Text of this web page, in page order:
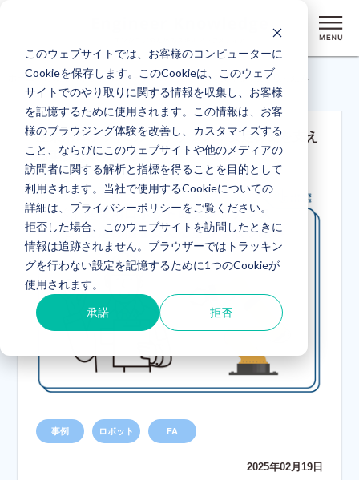
このウェブサイトでは、お客様のコンピューターに
Cookieを保存します。このCookieは、このウェブ
サイトでのやり取りに関する情報を収集し、お客様
を記憶するために使用されます。この情報は、お客
様のブラウジング体験を改善し、カスタマイズする
こと、ならびにこのウェブサイトや他のメディアの
訪問者に関する解析と指標を得ることを目的として
利用されます。当社で使用するCookieについての
詳細は、プライバシーポリシーをご覧ください。
拒否した場合、このウェブサイトを訪問したときに
情報は追跡されません。ブラウザーではトラッキン
グを行わない設定を記憶するために1つのCookieが
使用されます。
承諾 拒否
ホーム> 産業用ロボットのメンテナンス：安定稼働を支える重要な取り組み
産業用ロボットのメンテナンス：安定稼働を支え
る重要な取り組み
事例 ロボット FA
2025年02月19日